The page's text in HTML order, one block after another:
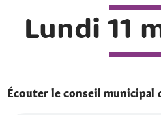
Lundi 11
Écouter le conseil municipal